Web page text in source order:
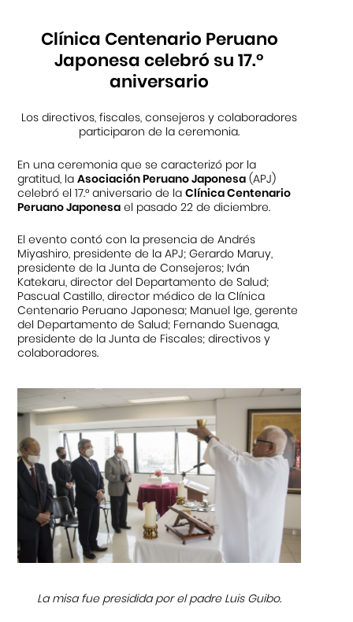
Clínica Centenario Peruano
Japonesa celebró su 17.°
aniversario
Los directivos, fiscales, consejeros y colaboradores
participaron de la ceremonia.
En una ceremonia que se caracterizó por la
gratitud, laAsociación Peruano Japonesa (APJ)
celebró el 17.° aniversario de laClínica Centenario
Peruano Japonesa el pasado 22 de diciembre.
El evento contó con la presencia de Andrés
Miyashiro, presidente de la APJ; Gerardo Maruy,
presidente de la Junta de Consejeros; Iván
Katekaru, director del Departamento de Salud;
Pascual Castillo, director médico de la Clínica
Centenario Peruano Japonesa; Manuel Ige, gerente
del Departamento de Salud; Fernando Suenaga,
presidente de la Junta de Fiscales; directivos y
colaboradores.
La misa fue presidida por el padre Luis Guibo.